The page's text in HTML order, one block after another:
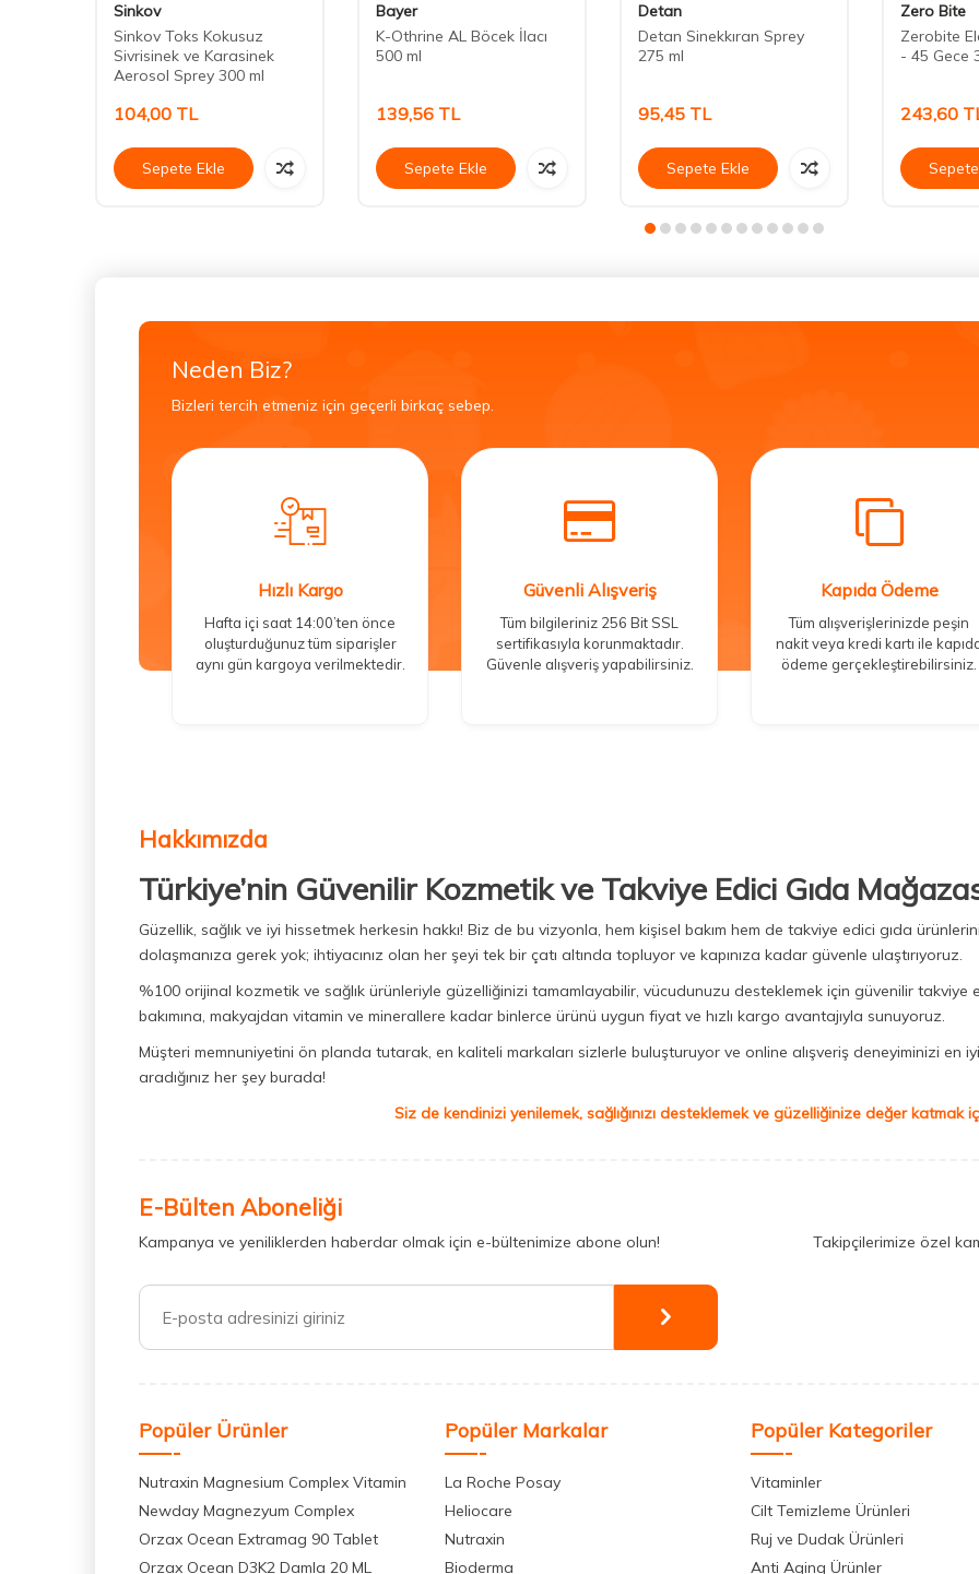
Sinkov
Sinkov Toks Kokusuz
Sivrisinek ve Karasinek
Aerosol Sprey 300 ml
104,00 TL
Sepete Ekle
Bayer
K-Othrine AL Böcek İlacı
500 ml
139,56 TL
Sepete Ekle
Detan
Detan Sinekkıran Sprey
275 ml
95,45 TL
Sepete Ekle
Zero Bite
Zerobite
- 45 Gece
243,60
Neden Biz?
Bizleri tercih etmeniz için geçerli birkaç sebep.
Hızlı Kargo
Hafta içi saat 14:00’ten önce
oluşturduğunuz tüm siparişler
aynı gün kargoya verilmektedir.
Güvenli Alışveriş
Tüm bilgileriniz 256 Bit SSL
sertifikasıyla korunmaktadır.
Güvenle alışveriş yapabilirsiniz.
Kapıda Ödeme
Tüm alışverişlerinizde peşin
nakit veya kredi kartı ile
ödeme gerçekleştirebilirsiniz.
Hakkımızda
Türkiye’nin Güvenilir Kozmetik ve Takviye Edici Gıda
Güzellik, sağlık ve iyi hissetmek herkesin hakkı! Biz de bu vizyonla, hem kişisel bakım hem de takviye edici gıda
dolaşmanıza gerek yok; ihtiyacınız olan her şeyi tek bir çatı altında topluyor ve kapınıza kadar güvenle ulaştırıyoruz.
%100 orijinal kozmetik ve sağlık ürünleriyle güzelliğinizi tamamlayabilir, vücudunuzu desteklemek için güvenilir takviye
bakımına, makyajdan vitamin ve minerallere kadar binlerce ürünü uygun fiyat ve hızlı kargo avantajıyla sunuyoruz.
Müşteri memnuniyetini ön planda tutarak, en kaliteli markaları sizlerle buluşturuyor ve online alışveriş deneyiminizi en
aradığınız her şey burada!
Siz de kendinizi yenilemek, sağlığınızı desteklemek ve güzelliğinize değer katmak
E-Bülten Aboneliği
Kampanya ve yeniliklerden haberdar olmak için e-bültenimize abone olun! Takipçilerimize özel
Popüler Ürünler
Nutraxin Magnesium Complex Vitamin
Newday Magnezyum Complex
Orzax Ocean Extramag 90 Tablet
Orzax Ocean D3K2 Damla 20 ML
Popüler Markalar
La Roche Posay
Heliocare
Nutraxin
Bioderma
Popüler Kategoriler
Vitaminler
Cilt Temizleme Ürünleri
Ruj ve Dudak Ürünleri
Anti Aging Ürünler